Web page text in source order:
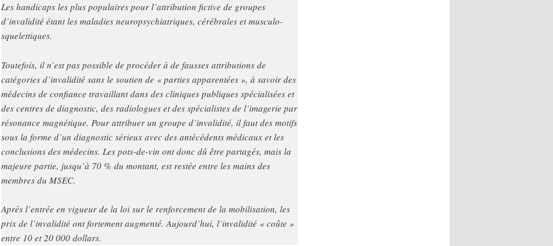
Les handicaps les plus populaires pour l’attribution fictive de groupes
d’invalidité étant les maladies neuropsychiatriques, cérébrales et musculo-
squelettiques.
Toutefois, il n’est pas possible de procéder à de fausses attributions de
catégories d’invalidité sans le soutien de « parties apparentées », à savoir des
médecins de confiance travaillant dans des cliniques publiques spécialisées et
des centres de diagnostic, des radiologues et des spécialistes de l’imagerie par
résonance magnétique. Pour attribuer un groupe d’invalidité, il faut des motifs
sous la forme d’un diagnostic sérieux avec des antécédents médicaux et les
conclusions des médecins. Les pots-de-vin ont donc dû être partagés, mais la
majeure partie, jusqu’à 70 % du montant, est restée entre les mains des
membres du MSEC.
Après l’entrée en vigueur de la loi sur le renforcement de la mobilisation, les
prix de l’invalidité ont fortement augmenté. Aujourd’hui, l’invalidité « coûte »
entre 10 et 20 000 dollars.